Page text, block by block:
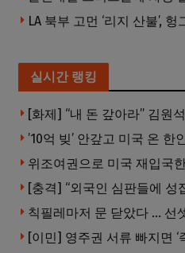
실시간 랭킹